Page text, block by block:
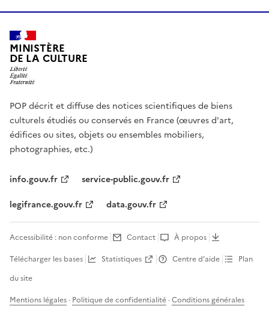
MINISTÈRE
DE LA CULTURE
POP décrit et diffuse des notices scientifiques de biens
culturels étudiés ou conservés en France (œuvres d'art,
édifices ou sites, objets ou ensembles mobiliers,
photographies, etc.)
info.gouv.fr
service-public.gouv.fr
legifrance.gouv.fr
data.gouv.fr
Accessibilité : non conforme Contact
À propos
Télécharger les bases
Statistiques Centre d’aide
Plan
du site
Mentions légales · Politique de confidentialité ·Conditions générales